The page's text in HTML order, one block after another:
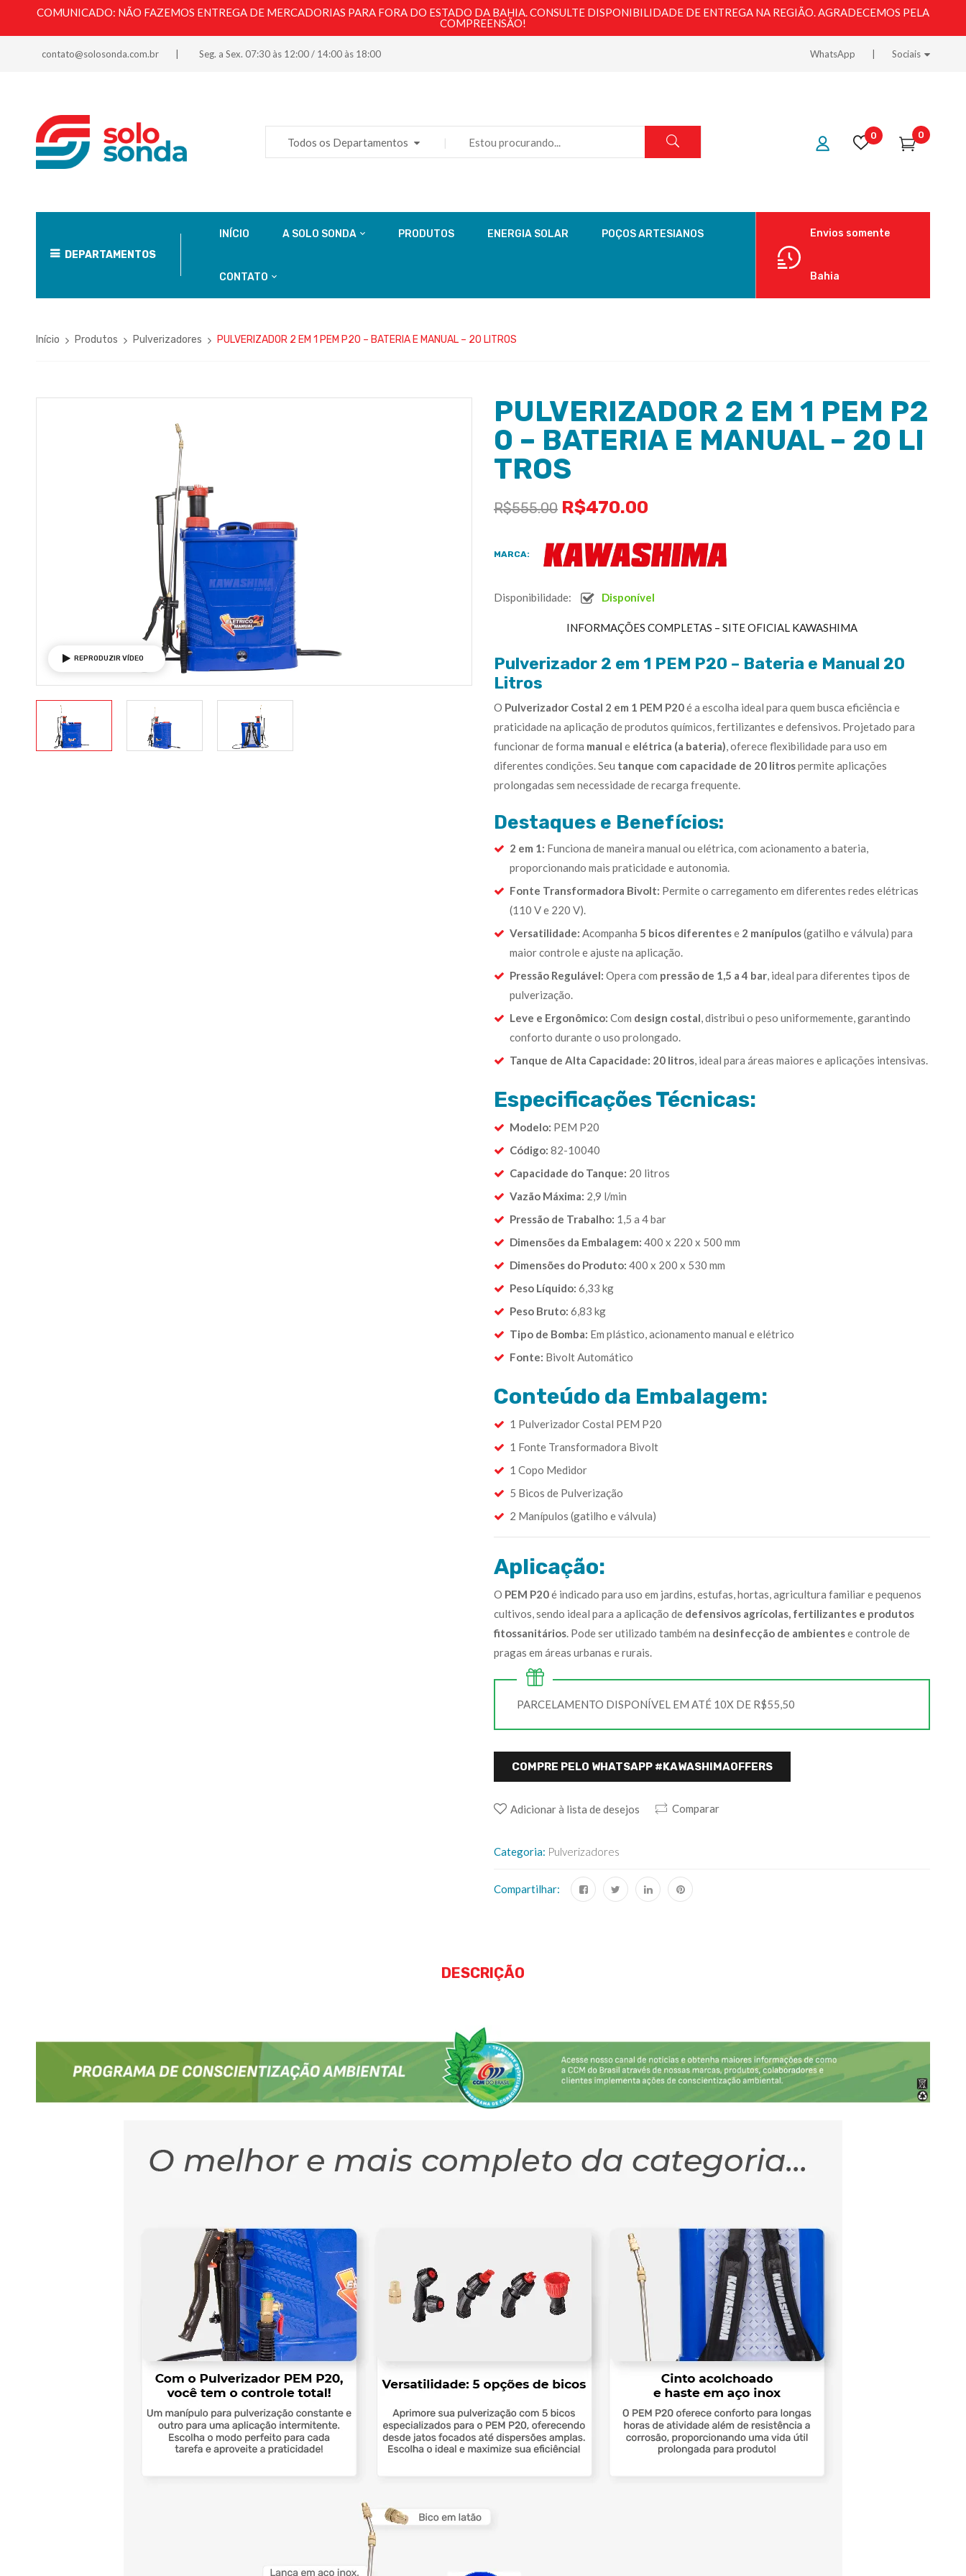
COMUNICADO: NÃO FAZEMOS ENTREGA DE MERCADORIAS PARA FORA DO ESTADO DA BAHIA. CONSULTE DISPONIBILIDADE DE ENTREGA NA REGIÃO. AGRADECEMOS PELA
COMPREENSÃO!
contato@solosonda.com.br Seg. a Sex. 07:30 às 12:00 / 14:00 às 18:00 WhatsApp Sociais
Todos os Departamentos
0 0
DEPARTAMENTOS
INÍCIO A SOLO SONDA PRODUTOS ENERGIA SOLAR POÇOS ARTESIANOS
CONTATO
Envios somente
Bahia
Início Produtos Pulverizadores PULVERIZADOR 2 EM 1 PEM P20 – BATERIA E MANUAL – 20 LITROS
REPRODUZIR VÍDEO
PULVERIZADOR 2 EM 1 PEM P2
0 – BATERIA E MANUAL – 20 LI
TROS
R$555.00 R$470.00
MARCA:
Disponibilidade: Disponível
INFORMAÇÕES COMPLETAS – SITE OFICIAL KAWASHIMA
Pulverizador 2 em 1 PEM P20 – Bateria e Manual 20
Litros
O Pulverizador Costal 2 em 1 PEM P20é a escolha ideal para quem busca eficiência e
praticidade na aplicação de produtos químicos, fertilizantes e defensivos. Projetado para
funcionar de forma manual e elétrica (a bateria), oferece flexibilidade para uso em
diferentes condições. Seu tanque com capacidade de 20 litrospermite aplicações
prolongadas sem necessidade de recarga frequente.
Destaques e Benefícios:
2 em 1: Funciona de maneira manual ou elétrica, com acionamento a bateria,
proporcionando mais praticidade e autonomia.
Fonte Transformadora Bivolt: Permite o carregamento em diferentes redes elétricas
(110 V e 220 V).
Versatilidade: Acompanha 5 bicos diferentese 2 manípulos(gatilho e válvula) para
maior controle e ajuste na aplicação.
Pressão Regulável: Opera com pressão de 1,5 a 4 bar, ideal para diferentes tipos de
pulverização.
Leve e Ergonômico: Com design costal, distribui o peso uniformemente, garantindo
conforto durante o uso prolongado.
Tanque de Alta Capacidade: 20 litros, ideal para áreas maiores e aplicações intensivas.
Especificações Técnicas:
Modelo: PEM P20
Código: 82-10040
Capacidade do Tanque: 20 litros
Vazão Máxima: 2,9 l/min
Pressão de Trabalho: 1,5 a 4 bar
Dimensões da Embalagem: 400 x 220 x 500 mm
Dimensões do Produto: 400 x 200 x 530 mm
Peso Líquido: 6,33 kg
Peso Bruto: 6,83 kg
Tipo de Bomba: Em plástico, acionamento manual e elétrico
Fonte: Bivolt Automático
Conteúdo da Embalagem:
1 Pulverizador Costal PEM P20
1 Fonte Transformadora Bivolt
1 Copo Medidor
5 Bicos de Pulverização
2 Manípulos (gatilho e válvula)
Aplicação:
O PEM P20é indicado para uso em jardins, estufas, hortas, agricultura familiar e pequenos
cultivos, sendo ideal para a aplicação de defensivos agrícolas, fertilizantes e produtos
fitossanitários. Pode ser utilizado também na desinfecção de ambientese controle de
pragas em áreas urbanas e rurais.
PARCELAMENTO DISPONÍVEL EM ATÉ 10X DE R$55,50
COMPRE PELO WHATSAPP #KAWASHIMAOFFERS
Adicionar à lista de desejos Comparar
Categoria: Pulverizadores
Compartilhar:
DESCRIÇÃO